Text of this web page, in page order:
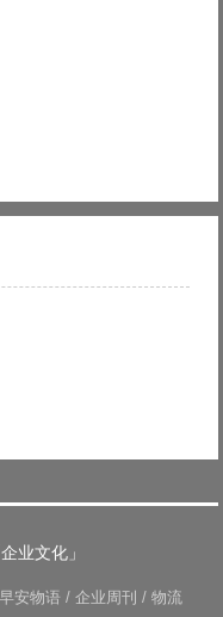
企业文化」
早安物语 / 企业周刊 / 物流